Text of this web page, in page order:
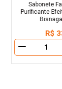
Sabonete
Purificante
R$